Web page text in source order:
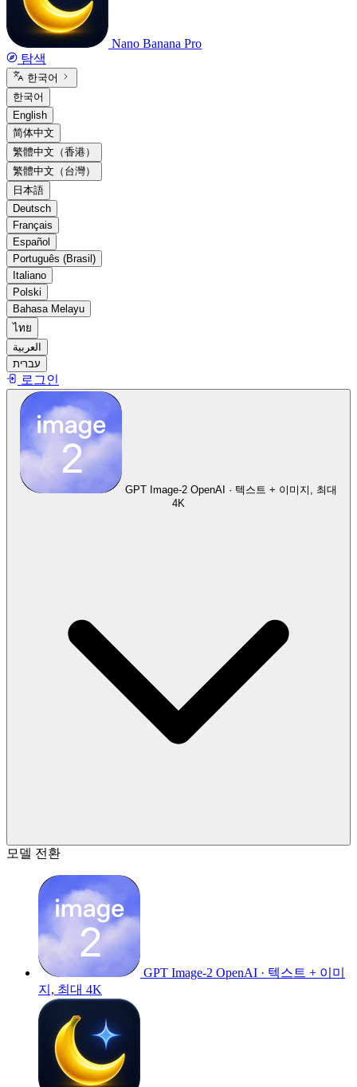
Nano Banana Pro
탐색
한국어
한국어
English
简体中文
繁體中文（香港）
繁體中文（台灣）
日本語
Deutsch
Français
Español
Português (Brasil)
Italiano
Polski
Bahasa Melayu
ไทย
العربية
עברית
로그인
GPT Image-2 OpenAI · 텍스트 + 이미지, 최대
4K
모델 전환
GPT Image-2 OpenAI · 텍스트 + 이미
지, 최대 4K